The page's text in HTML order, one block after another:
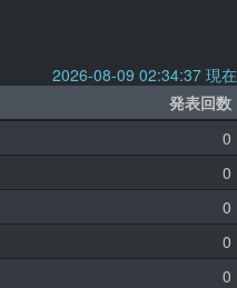
2026-08-09 02:34:37 現在
発表回数
0
0
0
0
0